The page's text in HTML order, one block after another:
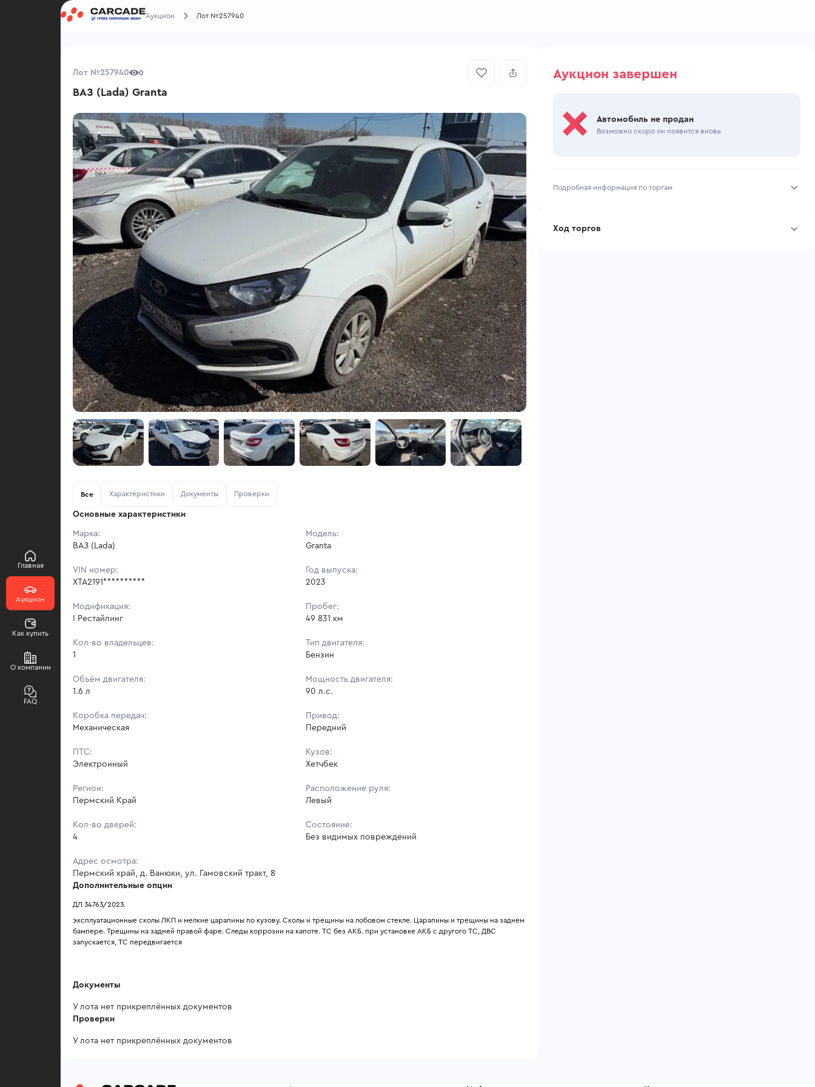
Главная
Аукцион
Как купить
О компании
FAQ
Аукцион Лот №257940
Лот №257940 0
ВАЗ (Lada) Granta
Все Характеристики Документы Проверки
Основные характеристики
Марка:
ВАЗ (Lada)
Модель:
Granta
VIN номер:
XTA2191**********
Год выпуска:
2023
Модификация:
I Рестайлинг
Пробег:
49 831 км
Кол-во владельцев:
1
Тип двигателя:
Бензин
Объём двигателя:
1.6 л
Мощность двигателя:
90 л.с.
Коробка передач:
Механическая
Привод:
Передний
ПТС:
Электронный
Кузов:
Хетчбек
Регион:
Пермский Край
Расположение руля:
Левый
Кол-во дверей:
4
Состояние:
Без видимых повреждений
Адрес осмотра:
Пермский край, д. Ванюки, ул. Гамовский тракт, 8
Дополнительные опции
ДЛ 34763/2023.
эксплуатационные сколы ЛКП и мелкие царапины по кузову. Сколы и трещины на лобовом стекле. Царапины и трещины на заднем
бампере. Трещины на задней правой фаре. Следы коррозии на капоте. ТС без АКБ. при установке АКБ с другого ТС, ДВС
запускается, ТС передвигается
Документы
У лота нет прикреплённых документов
Проверки
У лота нет прикреплённых документов
Аукцион завершен
Автомобиль не продан
Возможно скоро он появится вновь
Подробная информация по торгам
Ход торгов